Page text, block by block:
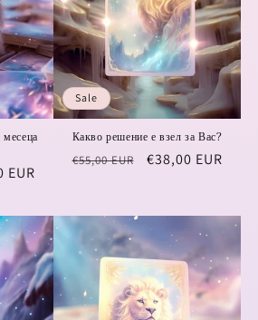
EUR
Sale
Какво решение е взел за Вас?
Regular
€55,00 EUR
Sale
€38,00 EUR